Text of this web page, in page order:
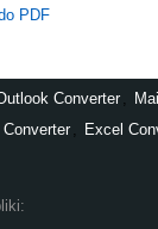
PDF
Converter
Converter Excel